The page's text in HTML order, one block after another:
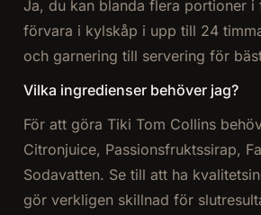
Ja, du kan blanda flera portioner i
förvara i kylskåp i upp till 24
och garnering till servering för
Vilka ingredienser behöver jag?
För att göra Tiki Tom Collins
Citronjuice, Passionsfruktssirap,
Sodavatten. Se till att ha
gör verkligen skillnad för